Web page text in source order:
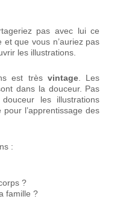
pas avec lui ce
et que vous n’auriez pas
les illustrations.
est très vintage . Les
dans la douceur. Pas
les illustrations
l’apprentissage des
:
?
famille ?